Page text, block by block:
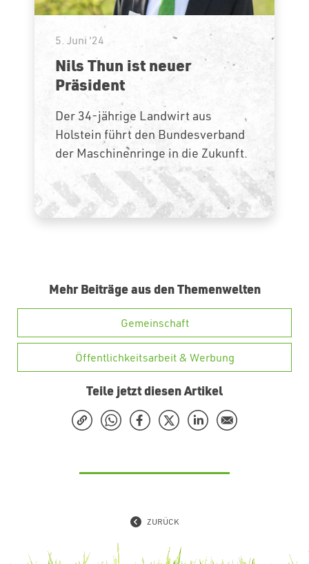
5. Juni '24
Nils Thun ist neuer
Präsident
Der 34-jährige Landwirt aus
Holstein führt den Bundesverband
der Maschinenringe in die Zukunft.
Mehr Beiträge aus den Themenwelten
Gemeinschaft
Öffentlichkeitsarbeit & Werbung
Teile jetzt diesen Artikel
ZURÜCK